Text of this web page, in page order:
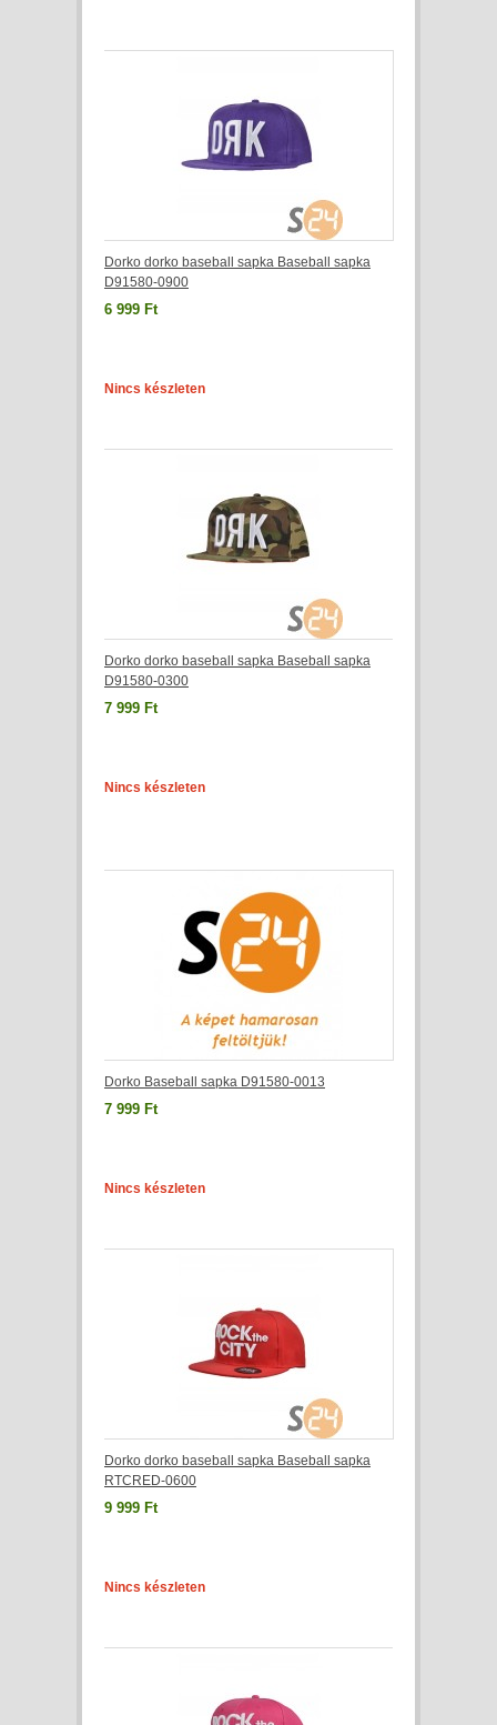
Dorko dorko baseball sapka Baseball sapka
D91580-0900
6 999 Ft
Nincs készleten
Dorko dorko baseball sapka Baseball sapka
D91580-0300
7 999 Ft
Nincs készleten
Dorko Baseball sapka D91580-0013
7 999 Ft
Nincs készleten
Dorko dorko baseball sapka Baseball sapka
RTCRED-0600
9 999 Ft
Nincs készleten